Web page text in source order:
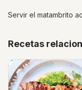
Servir el matambrito
Recetas